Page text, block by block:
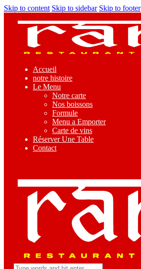
Skip to content Skip to sidebar Skip to footer
Accueil
notre histoire
Le Menu
Notre carte
Nos boissons
Formule
Menu a Emporter
Carte de vins
Réserver Une Table
Contact